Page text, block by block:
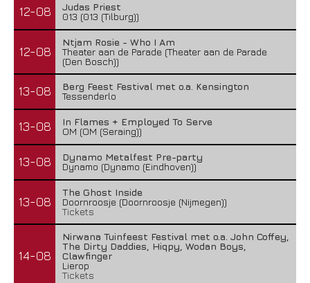
12-08
Judas Priest
013 (013 (Tilburg))
12-08
Ntjam Rosie - Who I Am
Theater aan de Parade (Theater aan de Parade
(Den Bosch))
13-08
Berg Feest Festival met o.a. Kensington
Tessenderlo
13-08
In Flames + Employed To Serve
OM (OM (Seraing))
13-08
Dynamo Metalfest Pre-party
Dynamo (Dynamo (Eindhoven))
13-08
The Ghost Inside
Doornroosje (Doornroosje (Nijmegen))
Tickets
14-08
Nirwana Tuinfeest Festival met o.a. John Coffey,
The Dirty Daddies, Hiqpy, Wodan Boys,
Clawfinger
Lierop
Tickets